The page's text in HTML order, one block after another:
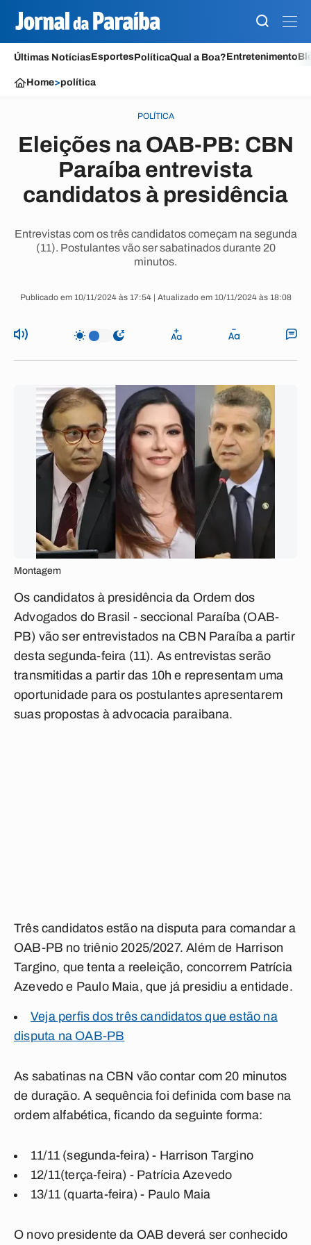
Últimas NotíciasEsportesPolíticaQual a Boa?Entretenimento
Home>política
POLÍTICA
Eleições na OAB-PB: CBN
Paraíba entrevista
candidatos à presidência
Entrevistas com os três candidatos começam na segunda
(11). Postulantes vão ser sabatinados durante 20
minutos.
Publicado em 10/11/2024 às 17:54 | Atualizado em 10/11/2024 às 18:08
Montagem
Os candidatos à presidência da Ordem dos
Advogados do Brasil - seccional Paraíba (OAB-
PB) vão ser entrevistados na CBN Paraíba a partir
desta segunda-feira (11). As entrevistas serão
transmitidas a partir das 10h e representam uma
oportunidade para os postulantes apresentarem
suas propostas à advocacia paraibana.
Três candidatos estão na disputa para comandar a
OAB-PB no triênio 2025/2027. Além de Harrison
Targino, que tenta a reeleição, concorrem Patrícia
Azevedo e Paulo Maia, que já presidiu a entidade.
Veja perfis dos três candidatos que estão na
disputa na OAB-PB
As sabatinas na CBN vão contar com 20 minutos
de duração. A sequência foi definida com base na
ordem alfabética, ficando da seguinte forma:
11/11 (segunda-feira) - Harrison Targino
12/11(terça-feira) - Patrícia Azevedo
13/11 (quarta-feira) - Paulo Maia
O novo presidente da OAB deverá ser conhecido